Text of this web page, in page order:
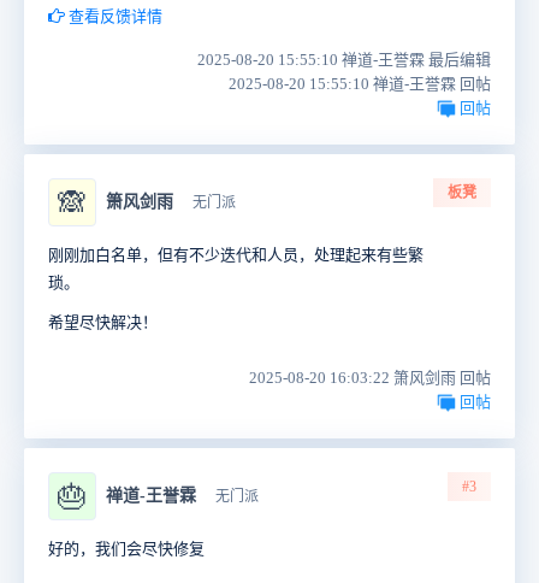
查看反馈详情
2025-08-20 15:55:10 禅道-王誉霖 最后编辑
2025-08-20 15:55:10 禅道-王誉霖 回帖
回帖
🙈 箫风剑雨 无门派
板凳
刚刚加白名单，但有不少迭代和人员，处理起来有些繁
琐。
希望尽快解决！
2025-08-20 16:03:22 箫风剑雨 回帖
回帖
🎂 禅道-王誉霖 无门派
#3
好的，我们会尽快修复